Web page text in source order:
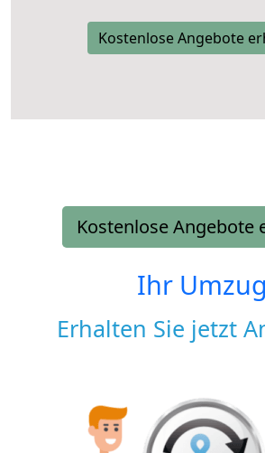
Kostenlose Angebote
Kostenlose Angebote
Ihr Umzug
Erhalten Sie jetzt